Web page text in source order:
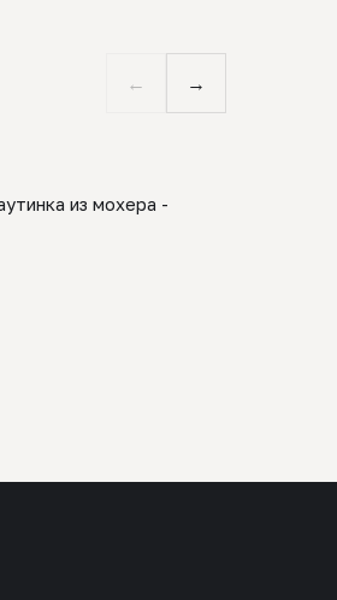
← →
из мохера -